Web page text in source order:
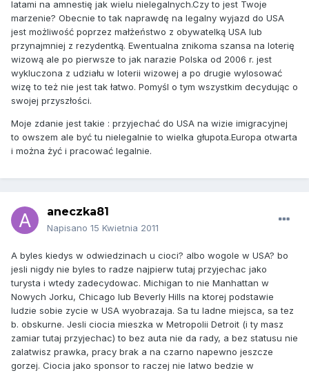
latami na amnestię jak wielu nielegalnych.Czy to jest Twoje
marzenie? Obecnie to tak naprawdę na legalny wyjazd do USA
jest możliwość poprzez małżeństwo z obywatelką USA lub
przynajmniej z rezydentką. Ewentualna znikoma szansa na loterię
wizową ale po pierwsze to jak narazie Polska od 2006 r. jest
wykluczona z udziału w loterii wizowej a po drugie wylosować
wizę to też nie jest tak łatwo. Pomyśl o tym wszystkim decydując o
swojej przyszłości.
Moje zdanie jest takie : przyjechać do USA na wizie imigracyjnej
to owszem ale być tu nielegalnie to wielka głupota.Europa otwarta
i można żyć i pracować legalnie.
aneczka81
Napisano 15 Kwietnia 2011
A byles kiedys w odwiedzinach u cioci? albo wogole w USA? bo
jesli nigdy nie byles to radze najpierw tutaj przyjechac jako
turysta i wtedy zadecydowac. Michigan to nie Manhattan w
Nowych Jorku, Chicago lub Beverly Hills na ktorej podstawie
ludzie sobie zycie w USA wyobrazaja. Sa tu ladne miejsca, sa tez
b. obskurne. Jesli ciocia mieszka w Metropolii Detroit (i ty masz
zamiar tutaj przyjechac) to bez auta nie da rady, a bez statusu nie
zalatwisz prawka, pracy brak a na czarno napewno jeszcze
gorzej. Ciocia jako sponsor to raczej nie latwo bedzie w